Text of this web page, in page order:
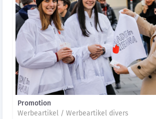
Promotion
Werbeartikel / Werbeartikel divers